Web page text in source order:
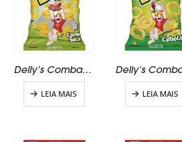
Delly’s Combat Carne Seca
LEIA MAIS LEIA MAIS